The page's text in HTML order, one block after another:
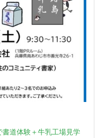
書道体験＋牛乳工場見学